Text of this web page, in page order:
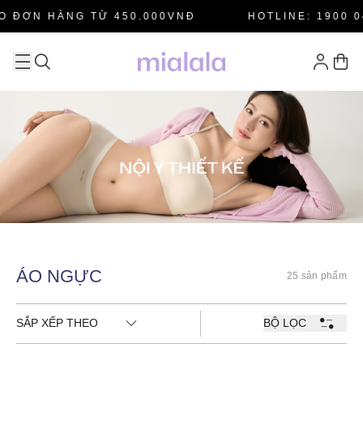
ĐƠN HÀNG TỪ 450.000VNĐ HOTLINE: 1900
ÁO NGỰC 25 sản phẩm
SẮP XẾP THEO BỘ LỌC